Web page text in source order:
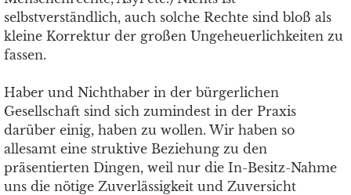
selbstverständlich, auch solche Rechte sind bloß als
kleine Korrektur der großen Ungeheuerlichkeiten zu
fassen.
Haber und Nichthaber in der bürgerlichen
Gesellschaft sind sich zumindest in der Praxis
darüber einig, haben zu wollen. Wir haben so
allesamt eine struktive Beziehung zu den
präsentierten Dingen, weil nur die In-Besitz-Nahme
uns die nötige Zuverlässigkeit und Zuversicht